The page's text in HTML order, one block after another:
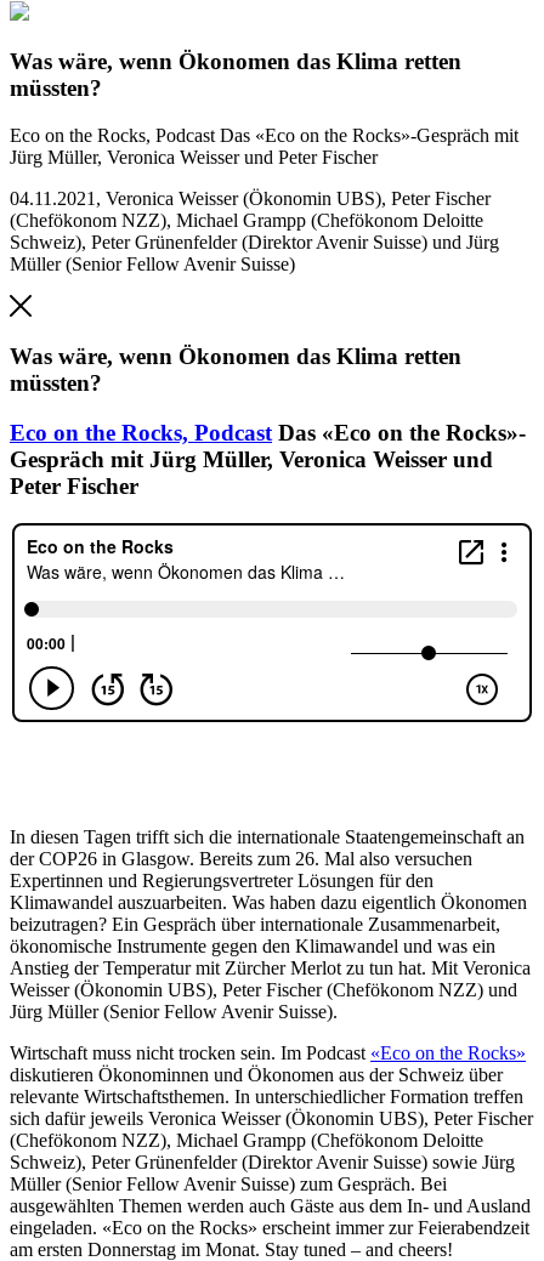
Was wäre, wenn Ökonomen das Klima retten
müssten?
Eco on the Rocks, Podcast Das «Eco on the Rocks»-Gespräch mit
Jürg Müller, Veronica Weisser und Peter Fischer
04.11.2021 , Veronica Weisser (Ökonomin UBS), Peter Fischer
(Chefökonom NZZ), Michael Grampp (Chefökonom Deloitte
Schweiz), Peter Grünenfelder (Direktor Avenir Suisse) und Jürg
Müller (Senior Fellow Avenir Suisse)
Was wäre, wenn Ökonomen das Klima retten
müssten?
Eco on the Rocks, Podcast Das «Eco on the Rocks»-
Gespräch mit Jürg Müller, Veronica Weisser und
Peter Fischer
In diesen Tagen trifft sich die internationale Staatengemeinschaft an
der COP26 in Glasgow. Bereits zum 26. Mal also versuchen
Expertinnen und Regierungsvertreter Lösungen für den
Klimawandel auszuarbeiten. Was haben dazu eigentlich Ökonomen
beizutragen? Ein Gespräch über internationale Zusammenarbeit,
ökonomische Instrumente gegen den Klimawandel und was ein
Anstieg der Temperatur mit Zürcher Merlot zu tun hat. Mit Veronica
Weisser (Ökonomin UBS), Peter Fischer (Chefökonom NZZ) und
Jürg Müller (Senior Fellow Avenir Suisse).
Wirtschaft muss nicht trocken sein. Im Podcast «Eco on the Rocks»
diskutieren Ökonominnen und Ökonomen aus der Schweiz über
relevante Wirtschaftsthemen. In unterschiedlicher Formation treffen
sich dafür jeweils Veronica Weisser (Ökonomin UBS), Peter Fischer
(Chefökonom NZZ), Michael Grampp (Chefökonom Deloitte
Schweiz), Peter Grünenfelder (Direktor Avenir Suisse) sowie Jürg
Müller (Senior Fellow Avenir Suisse) zum Gespräch. Bei
ausgewählten Themen werden auch Gäste aus dem In- und Ausland
eingeladen. «Eco on the Rocks» erscheint immer zur Feierabendzeit
am ersten Donnerstag im Monat. Stay tuned – and cheers!